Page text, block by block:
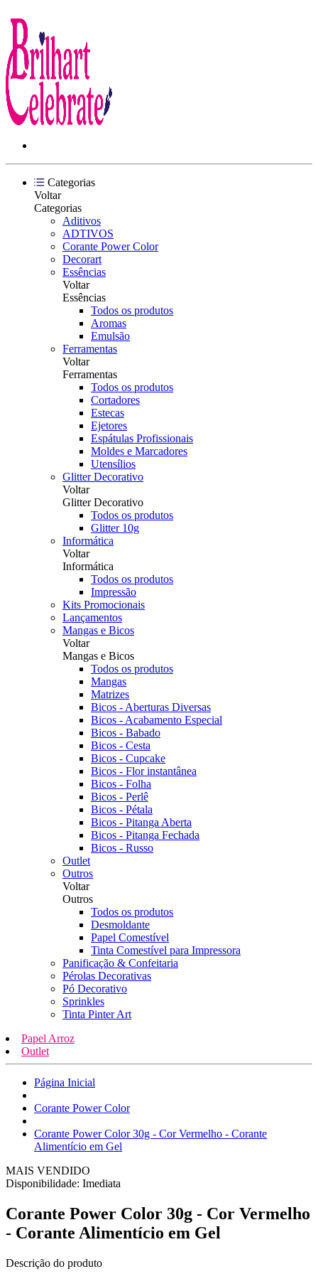
Categorias
Voltar
Categorias
Aditivos
ADTIVOS
Corante Power Color
Decorart
Essências
Voltar
Essências
Todos os produtos
Aromas
Emulsão
Ferramentas
Voltar
Ferramentas
Todos os produtos
Cortadores
Estecas
Ejetores
Espátulas Profissionais
Moldes e Marcadores
Utensílios
Glitter Decorativo
Voltar
Glitter Decorativo
Todos os produtos
Glitter 10g
Informática
Voltar
Informática
Todos os produtos
Impressão
Kits Promocionais
Lançamentos
Mangas e Bicos
Voltar
Mangas e Bicos
Todos os produtos
Mangas
Matrizes
Bicos - Aberturas Diversas
Bicos - Acabamento Especial
Bicos - Babado
Bicos - Cesta
Bicos - Cupcake
Bicos - Flor instantânea
Bicos - Folha
Bicos - Perlê
Bicos - Pétala
Bicos - Pitanga Aberta
Bicos - Pitanga Fechada
Bicos - Russo
Outlet
Outros
Voltar
Outros
Todos os produtos
Desmoldante
Papel Comestível
Tinta Comestível para Impressora
Panificação & Confeitaria
Pérolas Decorativas
Pó Decorativo
Sprinkles
Tinta Pinter Art
Papel Arroz
Outlet
Página Inicial
Corante Power Color
Corante Power Color 30g - Cor Vermelho - Corante
Alimentício em Gel
MAIS VENDIDO
Disponibilidade: Imediata
Corante Power Color 30g - Cor Vermelho
- Corante Alimentício em Gel
Descrição do produto